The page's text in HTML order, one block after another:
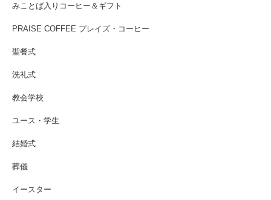
みことば入りコーヒー＆ギフト
PRAISE COFFEE プレイズ・コーヒー
聖餐式
洗礼式
教会学校
ユース・学生
結婚式
葬儀
イースター